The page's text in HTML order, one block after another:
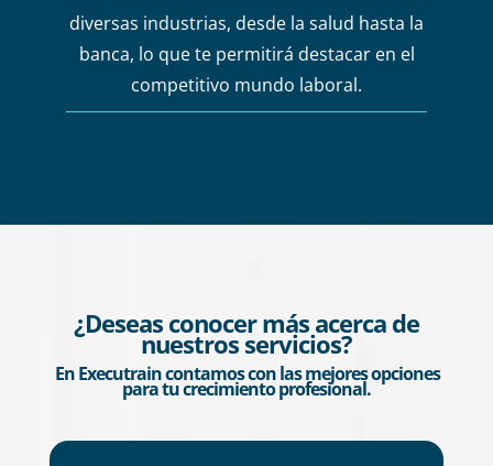
diversas industrias, desde la salud hasta la
banca, lo que te permitirá destacar en el
competitivo mundo laboral.
¿Deseas conocer más acerca de
nuestros servicios?
En Executrain contamos con las mejores opciones
para tu crecimiento profesional.